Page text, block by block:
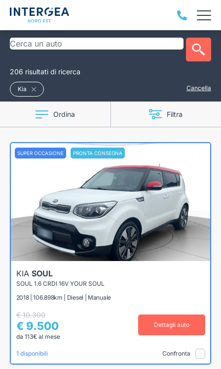
206 risultati di ricerca
Kia Cancella
Ordina Filtra
SUPER OCCASIONE PRONTA CONSEGNA
KIA SOUL
SOUL 1.6 CRDI 16V YOUR SOUL
2018 | 106.898km | Diesel | Manuale
€ 10.300
€ 9.500
da 113€ al mese
Dettagli auto
1 disponibili Confronta